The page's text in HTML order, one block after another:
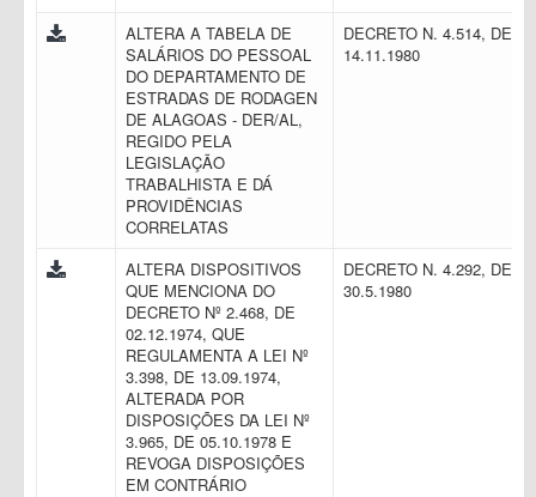
ALTERA A TABELA DE
SALÁRIOS DO PESSOAL
DO DEPARTAMENTO DE
ESTRADAS DE RODAGEN
DE ALAGOAS - DER/AL,
REGIDO PELA
LEGISLAÇÃO
TRABALHISTA E DÁ
PROVIDÊNCIAS
CORRELATAS
DECRETO N. 4.514, DE
14.11.1980
ALTERA DISPOSITIVOS
QUE MENCIONA DO
DECRETO Nº 2.468, DE
02.12.1974, QUE
REGULAMENTA A LEI Nº
3.398, DE 13.09.1974,
ALTERADA POR
DISPOSIÇÕES DA LEI Nº
3.965, DE 05.10.1978 E
REVOGA DISPOSIÇÕES
EM CONTRÁRIO
DECRETO N. 4.292, DE
30.5.1980